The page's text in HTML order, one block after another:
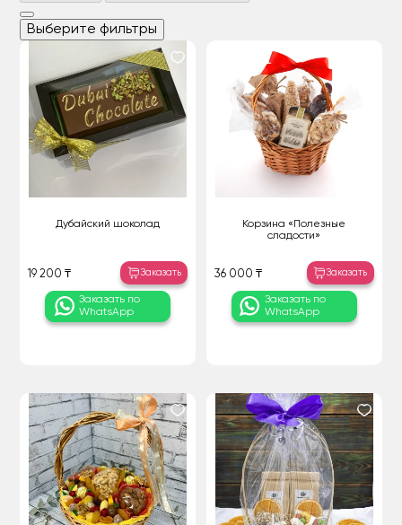
Выберите фильтры
Дубайский шоколад
19 200 ₸ Заказать
Заказать по
WhatsApp
Корзина «Полезные
сладости»
36 000 ₸ Заказать
Заказать по
WhatsApp